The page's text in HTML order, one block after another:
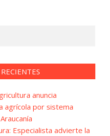
anuncia
agrícola por sistema
Especialista advierte la